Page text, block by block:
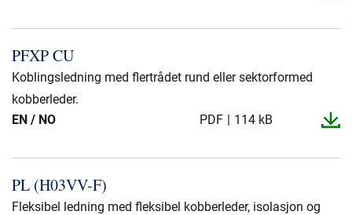
PFXP CU
Koblingsledning med flertrådet rund eller sektorformed
kobberleder.
EN / NO
PDF 114 kB
PL (H03VV-​F)
Fleksibel ledning med fleksibel kobberleder, isolasjon og